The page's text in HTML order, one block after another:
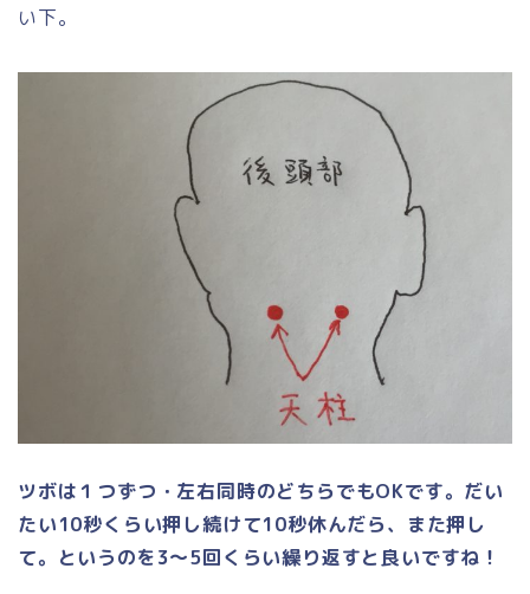
い下。
ツボは１つずつ・左右同時のどちらでもOKです。だい
たい10秒くらい押し続けて10秒休んだら、また押し
て。というのを3〜5回くらい繰り返すと良いですね！